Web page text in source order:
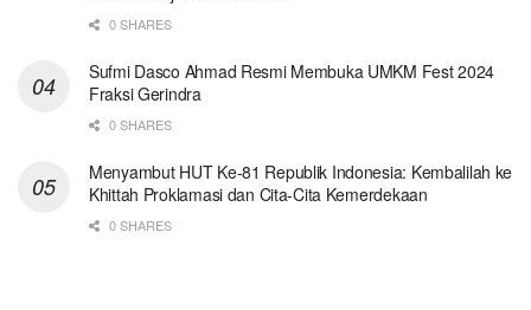
0 SHARES
Sufmi Dasco Ahmad Resmi Membuka UMKM Fest 2024
Fraksi Gerindra
0 SHARES
Menyambut HUT Ke-81 Republik Indonesia: Kembalilah ke
Khittah Proklamasi dan Cita-Cita Kemerdekaan
0 SHARES